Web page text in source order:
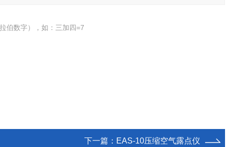
伯数字），如：三加四=7
下一篇： EAS-10压缩空气露点仪